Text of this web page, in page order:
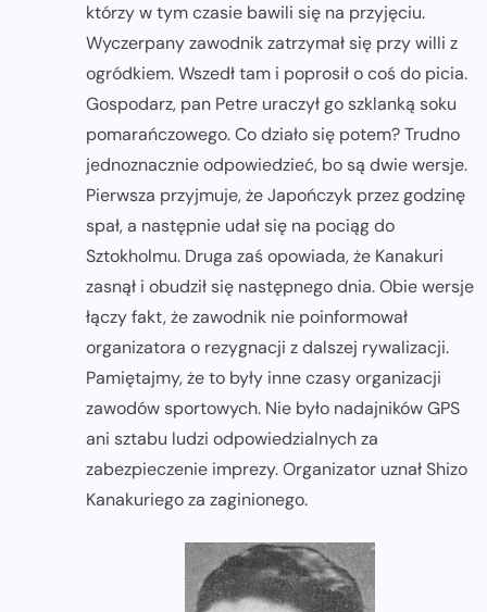
którzy w tym czasie bawili się na przyjęciu.
Wyczerpany zawodnik zatrzymał się przy willi z
ogródkiem. Wszedł tam i poprosił o coś do picia.
Gospodarz, pan Petre uraczył go szklanką soku
pomarańczowego. Co działo się potem? Trudno
jednoznacznie odpowiedzieć, bo są dwie wersje.
Pierwsza przyjmuje, że Japończyk przez godzinę
spał, a następnie udał się na pociąg do
Sztokholmu. Druga zaś opowiada, że Kanakuri
zasnął i obudził się następnego dnia. Obie wersje
łączy fakt, że zawodnik nie poinformował
organizatora o rezygnacji z dalszej rywalizacji.
Pamiętajmy, że to były inne czasy organizacji
zawodów sportowych. Nie było nadajników GPS
ani sztabu ludzi odpowiedzialnych za
zabezpieczenie imprezy. Organizator uznał Shizo
Kanakuriego za zaginionego.